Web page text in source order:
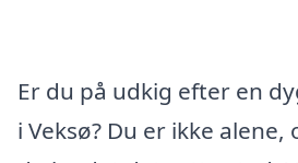
Er du på udkig efter en
i Veksø? Du er ikke